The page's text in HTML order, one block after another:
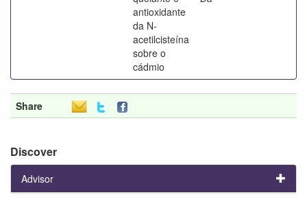
antioxidante
da N-
acetilcisteína
sobre o
cádmio
Share
Discover
Advisor